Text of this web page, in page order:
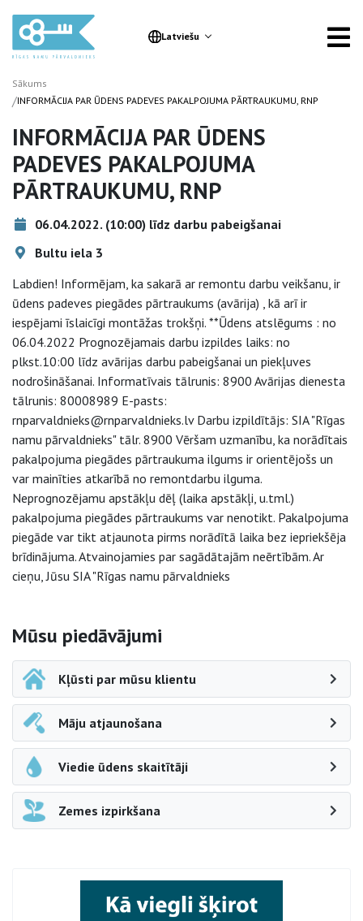
Latviešu
Sākums
/INFORMĀCIJA PAR ŪDENS PADEVES PAKALPOJUMA PĀRTRAUKUMU, RNP
INFORMĀCIJA PAR ŪDENS
PADEVES PAKALPOJUMA
PĀRTRAUKUMU, RNP
06.04.2022. (10:00) līdz darbu pabeigšanai
Bultu iela 3
Labdien! Informējam, ka sakarā ar remontu darbu veikšanu, ir
ūdens padeves piegādes pārtraukums (avārija) , kā arī ir
iespējami īslaicīgi montāžas trokšņi. **Ūdens atslēgums : no
06.04.2022 Prognozējamais darbu izpildes laiks: no
plkst.10:00 līdz avārijas darbu pabeigšanai un piekļuves
nodrošināšanai. Informatīvais tālrunis: 8900 Avārijas dienesta
tālrunis: 80008989 E-pasts:
rnparvaldnieks@rnparvaldnieks.lv Darbu izpildītājs: SIA "Rīgas
namu pārvaldnieks" tālr. 8900 Vēršam uzmanību, ka norādītais
pakalpojuma piegādes pārtraukuma ilgums ir orientējošs un
var mainīties atkarībā no remontdarbu ilguma.
Neprognozējamu apstākļu dēļ (laika apstākļi, u.tml.)
pakalpojuma piegādes pārtraukums var nenotikt. Pakalpojuma
piegāde var tikt atjaunota pirms norādītā laika bez iepriekšēja
brīdinājuma. Atvainojamies par sagādātajām neērtībām. Ar
cieņu, Jūsu SIA "Rīgas namu pārvaldnieks
Sāna navigācija
Mūsu piedāvājumi
Kļūsti par mūsu klientu
Māju atjaunošana
Viedie ūdens skaitītāji
Zemes izpirkšana